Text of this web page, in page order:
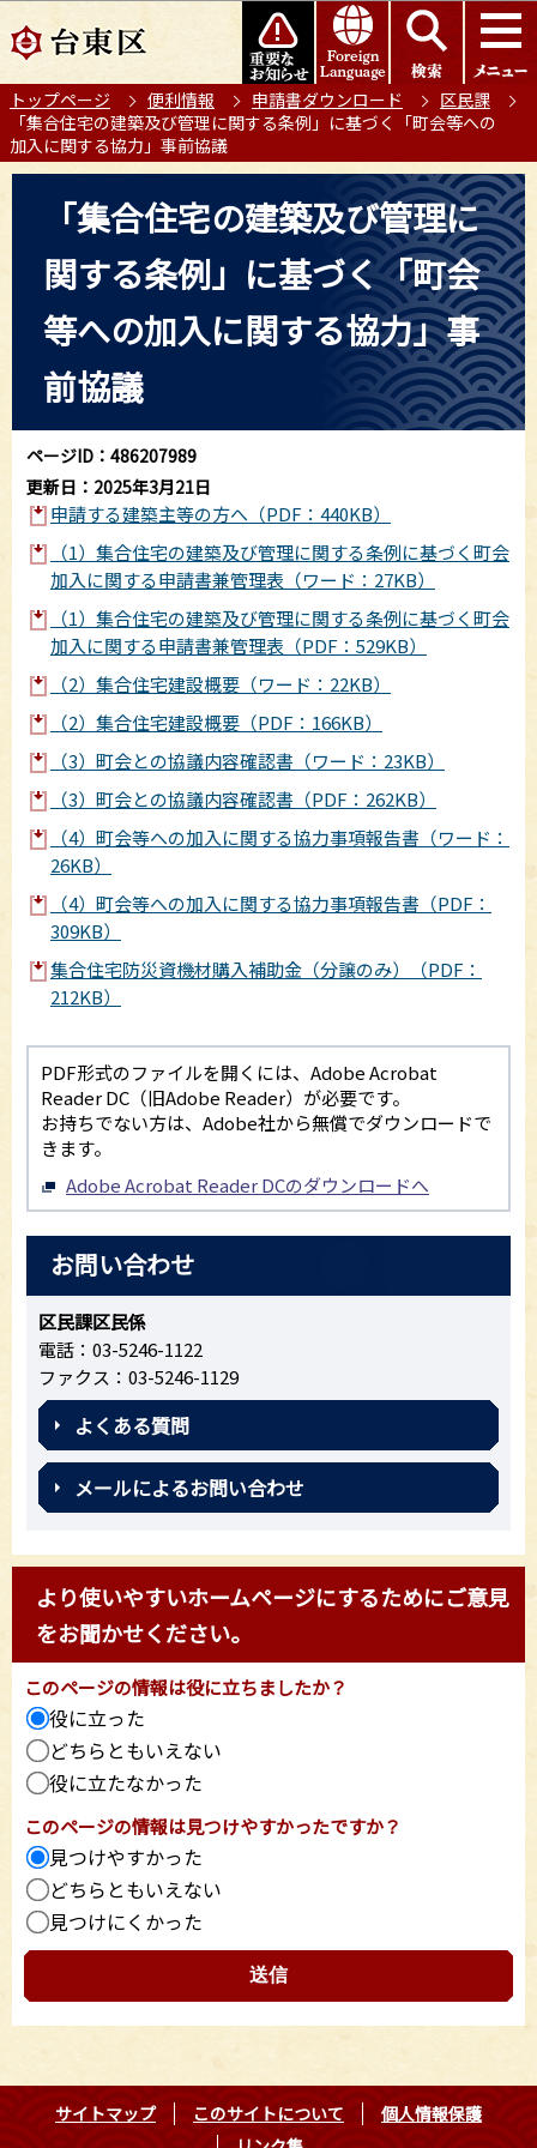
の
ー
ジ
の
このページの本文へ移動
トップページ 便利情報 申請書ダウンロード
区民課
「集合住宅の建築及び管理に関する条例」に基づく「町会等への
加入に関する協力」事前協議
「集合住宅の建築及び管理に
関する条例」に基づく「町会
等への加入に関する協力」事
前協議
ページID：486207989
更新日：2025年3月21日
申請する建築主等の方へ（PDF：440KB）
（1）集合住宅の建築及び管理に関する条例に基づく町会
加入に関する申請書兼管理表（ワード：27KB）
（1）集合住宅の建築及び管理に関する条例に基づく町会
加入に関する申請書兼管理表（PDF：529KB）
（2）集合住宅建設概要（ワード：22KB）
（2）集合住宅建設概要（PDF：166KB）
（3）町会との協議内容確認書（ワード：23KB）
（3）町会との協議内容確認書（PDF：262KB）
（4）町会等への加入に関する協力事項報告書（ワード：
26KB）
（4）町会等への加入に関する協力事項報告書（PDF：
309KB）
集合住宅防災資機材購入補助金（分譲のみ）（PDF：
212KB）
PDF形式のファイルを開くには、Adobe Acrobat
Reader DC（旧Adobe Reader）が必要です。
お持ちでない方は、Adobe社から無償でダウンロードで
きます。
Adobe Acrobat Reader DCのダウンロードへ
お問い合わせ
区民課区民係
電話：03-5246-1122
ファクス：03-5246-1129
よくある質問
メールによるお問い合わせ
より使いやすいホームページにするためにご意見
をお聞かせください。
このページの情報は役に立ちましたか？
役に立った
どちらともいえない
役に立たなかった
このページの情報は見つけやすかったですか？
見つけやすかった
どちらともいえない
見つけにくかった
サイトマップ このサイトについて
個人情報保護